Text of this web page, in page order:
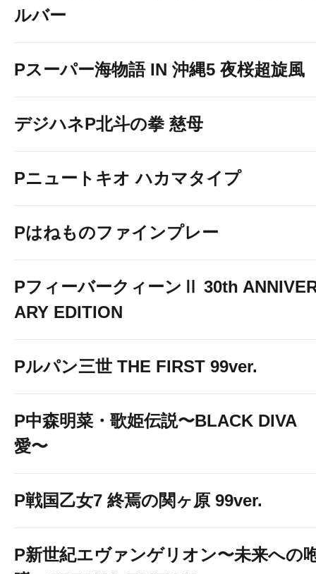
ルバー
Pスーパー海物語 IN 沖縄5 夜桜超旋風
デジハネP北斗の拳 慈母
Pニュートキオ ハカマタイプ
Pはねものファインプレー
PフィーバークィーンⅡ 30th
ARY EDITION
Pルパン三世 THE FIRST 99ver.
P中森明菜・歌姫伝説〜BLACK DIVA
愛〜
P戦国乙女7 終焉の関ヶ原 99ver.
P新世紀エヴァンゲリオン〜未来への